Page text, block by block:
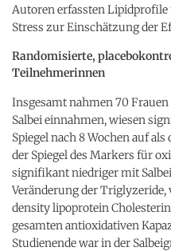
Autoren erfassten
Stress zur Einschätzung der
Randomisierte,
Teilnehmerinnen
Insgesamt nahmen 70 Frauen
Salbei einnahmen, wiesen
Spiegel nach 8 Wochen auf
der Spiegel des Markers für
signifikant niedriger mit
Veränderung der
density lipoprotein
gesamten antioxidativen
Studienende war in der